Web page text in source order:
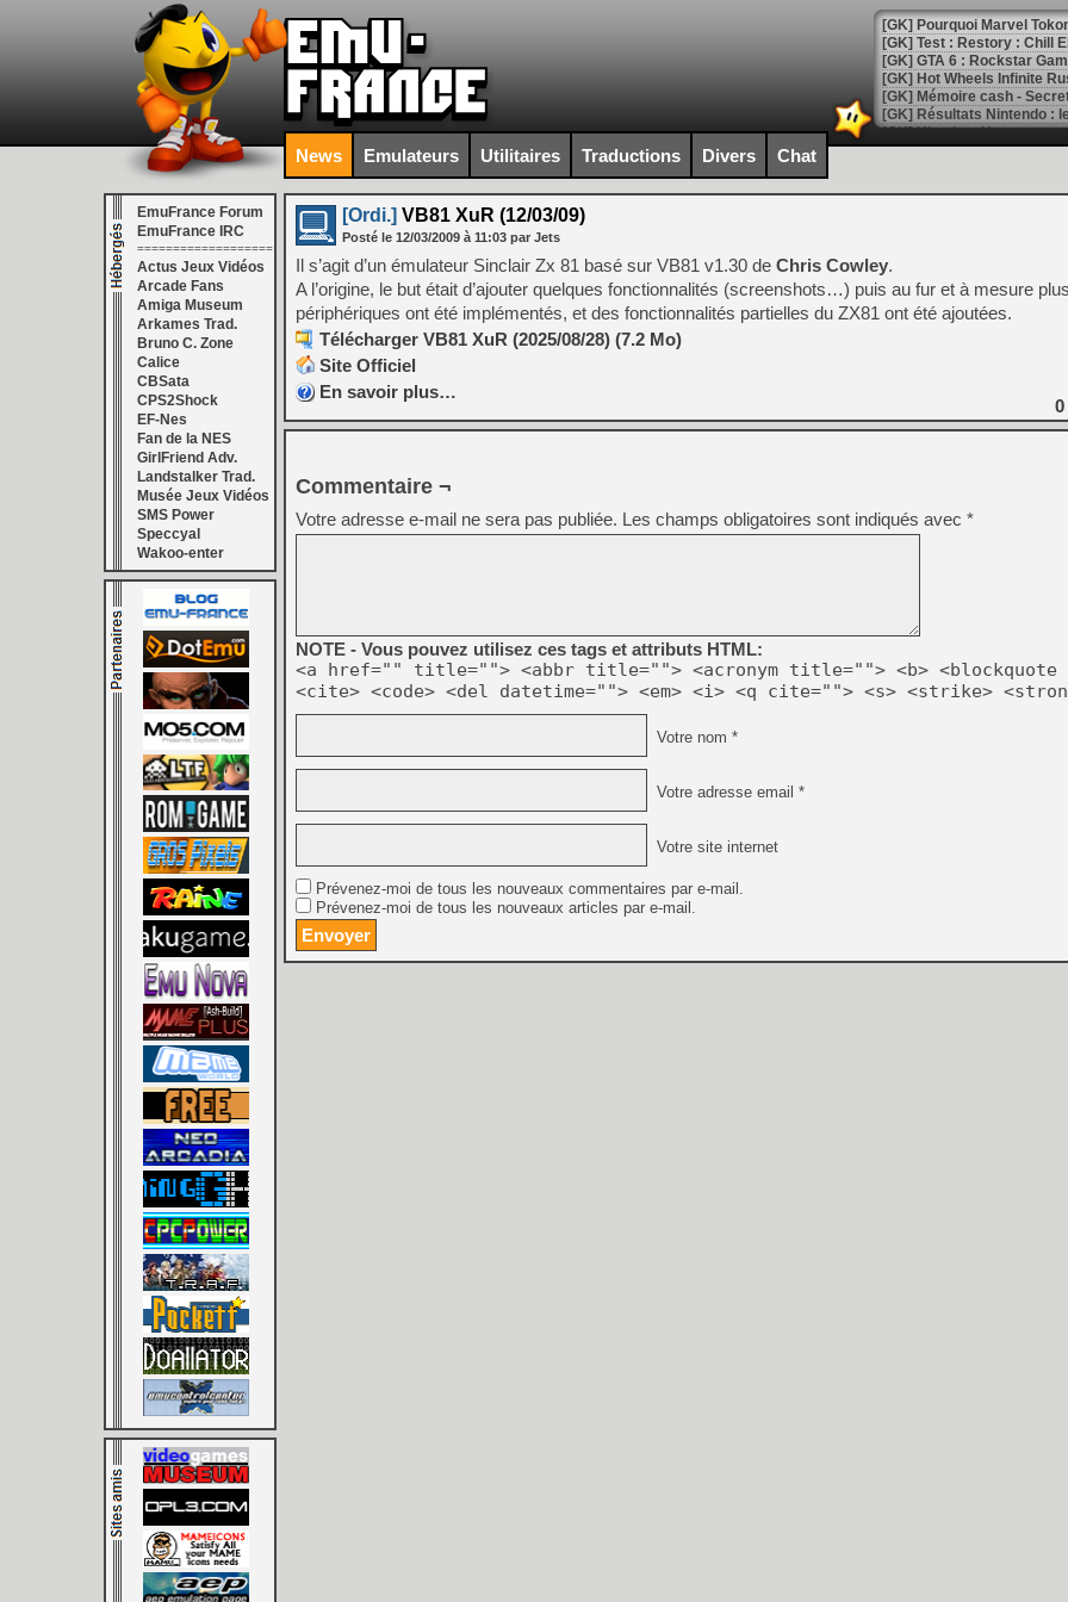
[GK] Pourquoi Marvel
[GK] Test : Restory : Chill
[GK] GTA 6 : Rockstar
[GK] Hot Wheels Infinite
[GK] Mémoire cash -
[GK] Résultats Nintendo :
[GK] Déjà des
[Mo5] Brickboy cherche à
[GK] Minecraft et ses «
[GK] Beast of
[GK] Ubisoft : fin de partie
[GK] Mémoire cash -
[GK] Dan Houser (GTA)
[GK] Comment EA Sports
[GK] Crimson Moon : un
[GK] Isle of Reveries : le
[GK] Moonlighter 2 : The
[GK] Capcom relance
[Mo5] Deux inédits du
[GK] Le beat'em up The
[GK] Endless Legend 2 :
[LS] [PS5] Le WebKit
[GK] Oubliez Crazy Taxi,
[LS] [Switch] NSZ 5.0.0
[GK] No More Room in
[GK] Un chatbot Atelier
[GK] Mémoire cash -
[GK] Nvidia : le prix des
[GK] Suikoden Star Leap
[Mo5] La mini borne
News Emulateurs Utilitaires Traductions Divers Chat
EmuFrance Forum
EmuFrance IRC
===================
Actus Jeux Vidéos
Arcade Fans
Amiga Museum
Arkames Trad.
Bruno C. Zone
Calice
CBSata
CPS2Shock
EF-Nes
Fan de la NES
GirlFriend Adv.
Landstalker Trad.
Musée Jeux Vidéos
SMS Power
Speccyal
Wakoo-enter
[Ordi.] VB81 XuR (12/03/09)
Posté le 12/03/2009 à 11:03 par Jets
Il s’agit d’un émulateur Sinclair Zx 81 basé sur VB81 v1.30 de Chris Cowley.
A l’origine, le but était d’ajouter quelques fonctionnalités (screenshots…) puis au fur et à mesure
périphériques ont été implémentés, et des fonctionnalités partielles du ZX81 ont été ajoutées.
Télécharger VB81 XuR (2025/08/28) (7.2 Mo)
Site Officiel
En savoir plus…
0
Commentaire ¬
Votre adresse e-mail ne sera pas publiée. Les champs obligatoires sont indiqués avec *
NOTE - Vous pouvez utilisez ces tags et attributs HTML:
<a href="" title=""> <abbr title=""> <acronym title=""> <b> <blockquote
<cite> <code> <del datetime=""> <em> <i> <q cite=""> <s> <strike>
Votre nom *
Votre adresse email *
Votre site internet
Prévenez-moi de tous les nouveaux commentaires par e-mail.
Prévenez-moi de tous les nouveaux articles par e-mail.